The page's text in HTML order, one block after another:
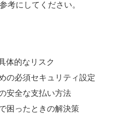
考にしてください。
体的なリスク
の必須セキュリティ設定
安全な支払い方法
困ったときの解決策